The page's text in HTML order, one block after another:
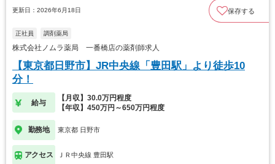
更新日：2026年6月18日 保存する
正社員 調剤薬局
株式会社ノムラ薬局 一番橋店の薬剤師求人
【東京都日野市】JR中央線「豊田駅」より徒歩10
分！
給与
【月収】30.0万円程度
【年収】450万円～650万円程度
勤務地 東京都 日野市
アクセス ＪＲ中央線 豊田駅